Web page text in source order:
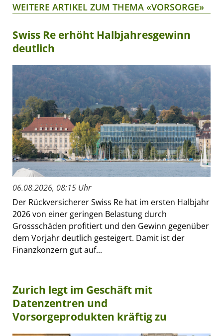
WEITERE ARTIKEL ZUM THEMA «VORSORGE»
Swiss Re erhöht Halbjahresgewinn
deutlich
06.08.2026, 08:15 Uhr
Der Rückversicherer Swiss Re hat im ersten Halbjahr
2026 von einer geringen Belastung durch
Grossschäden profitiert und den Gewinn gegenüber
dem Vorjahr deutlich gesteigert. Damit ist der
Finanzkonzern gut auf...
Zurich legt im Geschäft mit
Datenzentren und
Vorsorgeprodukten kräftig zu